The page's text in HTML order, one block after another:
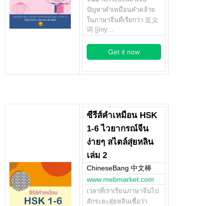
ปัญหาคำเหมือนคำคล้าย
ในภาษาจีนที่เรียกว่า 近义
词 [jìny…
Get it now
ซีรีส์คำเหมือน HSK
1-6 ไวยากรณ์จีน
ง่ายๆ สไตล์สุ่ยหลิน
เล่ม 2
ChineseBang 中文棒
www.mebmarket.com
เวลาที่เราเรียนภาษาจีนไป
สักระยะสุ่ยหลินเชื่อว่า